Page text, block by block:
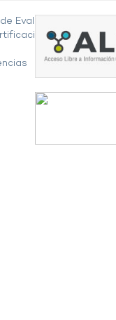
Evaluación,
de la